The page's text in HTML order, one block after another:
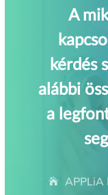
A
kérdés
alábbi
a
APPLiA